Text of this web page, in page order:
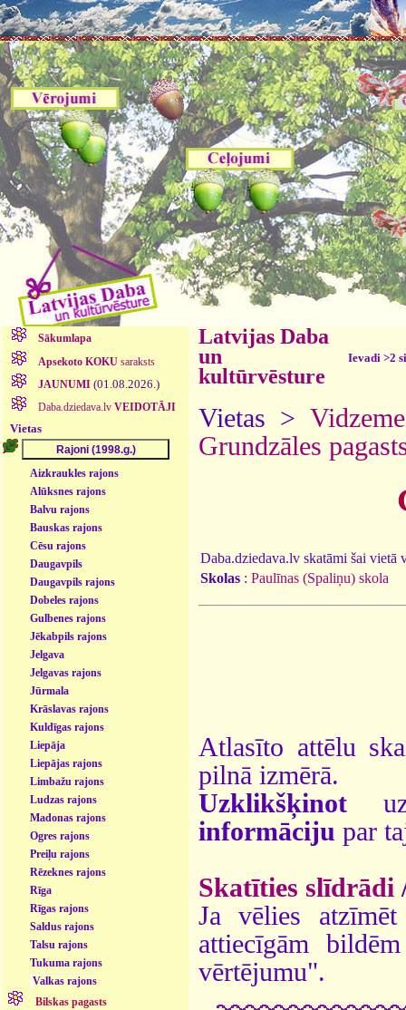
Sākumlapa
Apsekoto KOKUsaraksts
JAUNUMI (01.08.2026.)
Daba.dziedava.lv VEIDOTĀJI
Vietas
Aizkraukles rajons
Alūksnes rajons
Balvu rajons
Bauskas rajons
Cēsu rajons
Daugavpils
Daugavpils rajons
Dobeles rajons
Gulbenes rajons
Jēkabpils rajons
Jelgava
Jelgavas rajons
Jūrmala
Krāslavas rajons
Kuldīgas rajons
Liepāja
Liepājas rajons
Limbažu rajons
Ludzas rajons
Madonas rajons
Ogres rajons
Preiļu rajons
Rēzeknes rajons
Rīga
Rīgas rajons
Saldus rajons
Talsu rajons
Tukuma rajons
Valkas rajons
Bilskas pagasts
Latvijas Daba
un
kultūrvēsture
Ievadi >2
Vietas > Vidzeme
Grundzāles
Daba.dziedava.lv skatāmi šai vietā
Skolas : Paulīnas (Spaliņu) skola
Atlasīto attēlu
pilnā izmērā.
Uzklikšķinot
informāciju par
Skatīties slīdrādi
Ja vēlies
attiecīgām
vērtējumu".